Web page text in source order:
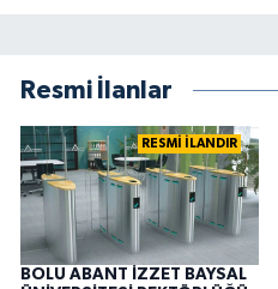
Resmi İlanlar
RESMİ İLANDIR
BOLU ABANT İZZET BAYSAL